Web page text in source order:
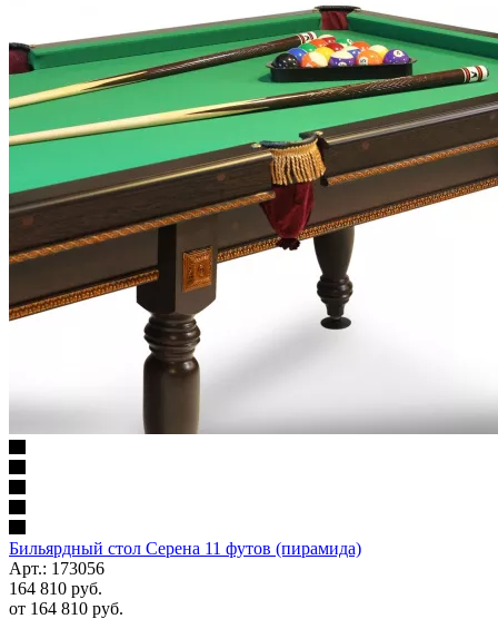
Бильярдный стол Серена 11 футов (пирамида)
Арт.: 173056
164 810 руб.
от 164 810 руб.